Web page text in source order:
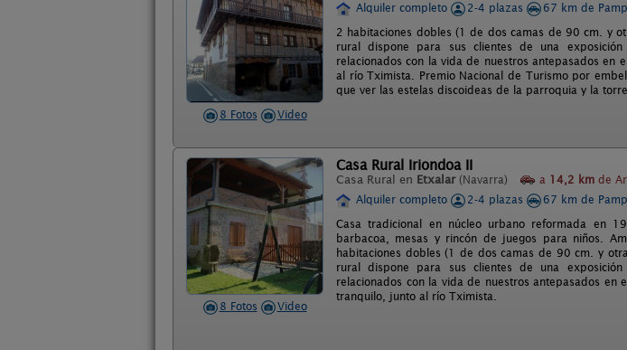
8 Fotos Video
Alquiler completo
2-4 plazas
67 km de
2 habitaciones dobles (1 de dos camas de 90 cm. y
rural dispone para sus clientes de una
relacionados con la vida de nuestros antepasados en
al río Tximista. Premio Nacional de Turismo por
que ver las estelas discoideas de la parroquia y la
8 Fotos Video
Casa Rural Iriondoa II
Casa Rural en Etxalar (Navarra) a 14,2 km de
Alquiler completo
2-4 plazas
67 km de
Casa tradicional en núcleo urbano reformada en
barbacoa, mesas y rincón de juegos para niños.
habitaciones dobles (1 de dos camas de 90 cm. y
rural dispone para sus clientes de una
relacionados con la vida de nuestros antepasados
tranquilo, junto al río Tximista.